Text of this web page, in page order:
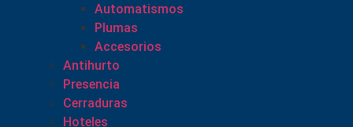
Automatismos
Plumas
Accesorios
Antihurto
Presencia
Cerraduras
Hoteles